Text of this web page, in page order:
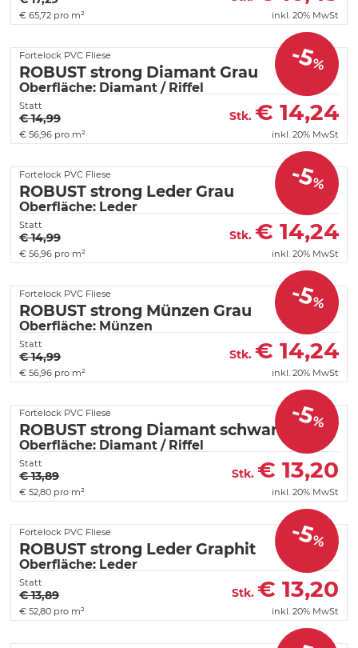
€ 65,72 pro m² inkl. 20% MwSt
-5%
Fortelock PVC Fliese
ROBUST strong Diamant Grau
Oberfläche: Diamant / Riffel
Statt
€ 14,99 Stk. € 14,24
€ 56,96 pro m² inkl. 20% MwSt
-5%
Fortelock PVC Fliese
ROBUST strong Leder Grau
Oberfläche: Leder
Statt
€ 14,99 Stk. € 14,24
€ 56,96 pro m² inkl. 20% MwSt
-5%
Fortelock PVC Fliese
ROBUST strong Münzen Grau
Oberfläche: Münzen
Statt
€ 14,99 Stk. € 14,24
€ 56,96 pro m² inkl. 20% MwSt
-5%
Fortelock PVC Fliese
ROBUST strong Diamant schwarz
Oberfläche: Diamant / Riffel
Statt
€ 13,89 Stk. € 13,20
€ 52,80 pro m² inkl. 20% MwSt
-5%
Fortelock PVC Fliese
ROBUST strong Leder Graphit
Oberfläche: Leder
Statt
€ 13,89 Stk. € 13,20
€ 52,80 pro m² inkl. 20% MwSt